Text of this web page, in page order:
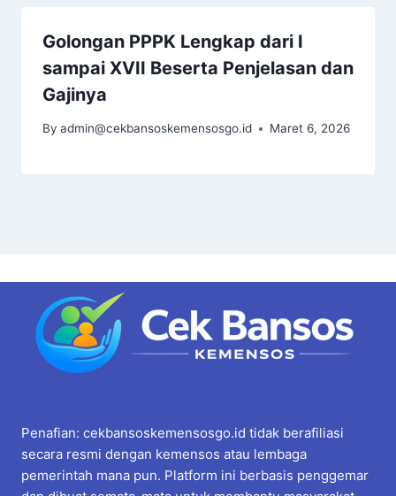
Golongan PPPK Lengkap dari I
sampai XVII Beserta Penjelasan dan
Gajinya
By admin@cekbansoskemensosgo.id Maret 6, 2026
Penafian: cekbansoskemensosgo.id tidak berafiliasi
secara resmi dengan kemensos atau lembaga
pemerintah mana pun. Platform ini berbasis penggemar